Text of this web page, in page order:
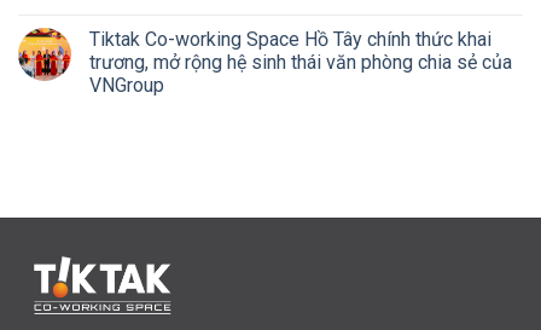
Tiktak Co-working Space Hồ Tây chính thức khai
trương, mở rộng hệ sinh thái văn phòng chia sẻ của
VNGroup